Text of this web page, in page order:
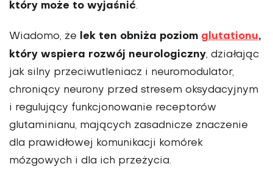
który może to wyjaśnić.
Wiadomo, że lek ten obniża poziom glutationu,
który wspiera rozwój neurologiczny, działając
jak silny przeciwutleniacz i neuromodulator,
chroniący neurony przed stresem oksydacyjnym
i regulujący funkcjonowanie receptorów
glutaminianu, mających zasadnicze znaczenie
dla prawidłowej komunikacji komórek
mózgowych i dla ich przeżycia.